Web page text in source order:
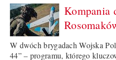
Kompania
W dwóch brygadach Wojska
44” – programu, którego